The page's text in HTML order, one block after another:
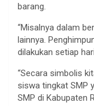
barang.
“Misalnya dalam
lainnya.
dilakukan setiap
“Secara simbolis
siswa tingkat SMP
SMP di Kabupaten